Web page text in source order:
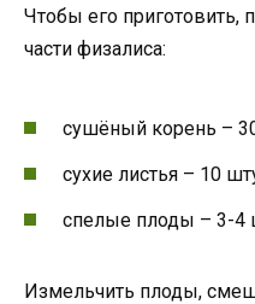
Чтобы его приготовить,
части физалиса:
сушёный корень –
сухие листья – 10
спелые плоды – 3-4
Измельчить плоды,